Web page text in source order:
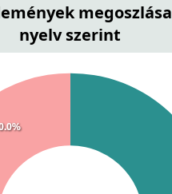
megoszlása
nyelv szerint